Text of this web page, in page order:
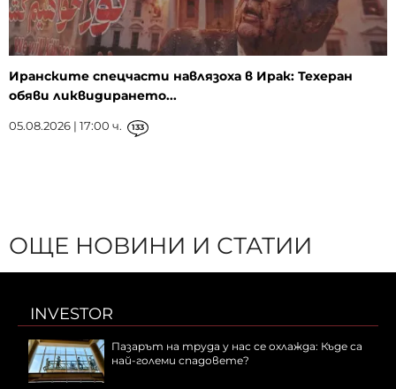
Иранските спецчасти навлязоха в Ирак: Техеран
обяви ликвидирането...
05.08.2026 | 17:00 ч. 133
ОЩЕ НОВИНИ И СТАТИИ
INVESTOR
Пазарът на труда у нас се охлажда: Къде са
най-големи спадовете?